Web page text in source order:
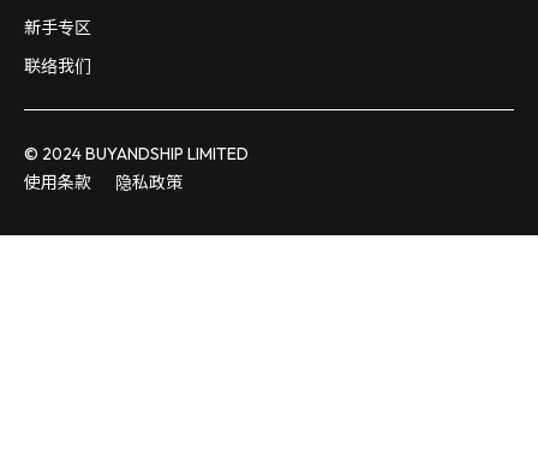
新手专区
联络我们
© 2024 BUYANDSHIP LIMITED
使用条款
隐私政策